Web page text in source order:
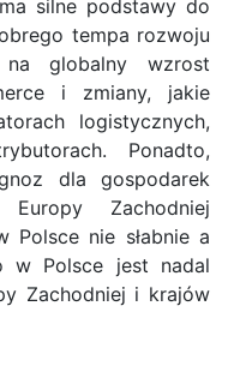
silne podstawy do
tempa rozwoju
globalny wzrost
i zmiany, jakie
logistycznych,
Ponadto,
dla gospodarek
Zachodniej
Polsce nie słabnie a
w Polsce jest nadal
Zachodniej i krajów